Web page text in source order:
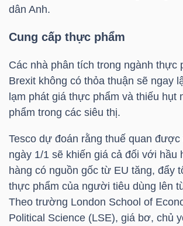
dân Anh.
Cung cấp thực phẩm
Các nhà phân tích trong ngành thực
Brexit không có thỏa thuận sẽ ngay
lạm phát giá thực phẩm và thiếu hụt
phẩm trong các siêu thị.
Tesco dự đoán rằng thuế quan
ngày 1/1 sẽ khiến giá cả đối với hầu
hàng có nguồn gốc từ EU tăng, đẩy
thực phẩm của người tiêu dùng lên
Theo trường London School of
Political Science (LSE), giá bơ, chủ
LIỆU
CÔNG
NGHIỆP
DÙNG
KHÔNG
THIẾT